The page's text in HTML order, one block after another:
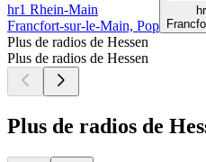
hr1 Rhein-Main
Francfort-sur-le-Main, Pop
Plus de radios de Hessen
Plus de radios de Hessen
Plus de radios de